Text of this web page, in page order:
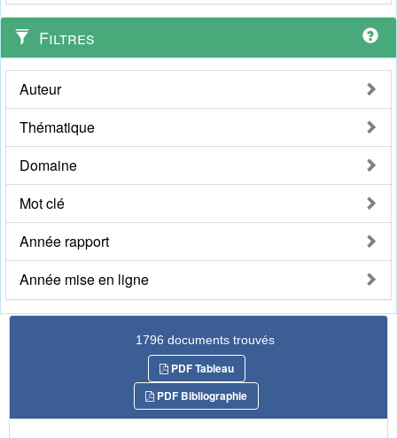
Filtres
Auteur
Thématique
Domaine
Mot clé
Année rapport
Année mise en ligne
1796 documents trouvés
PDF Tableau
PDF Bibliographie